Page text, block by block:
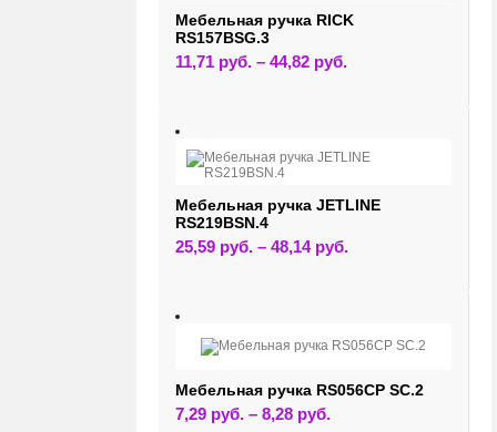
странице
товара.
Мебельная ручка RICK
RS157BSG.3
11,71 руб. –44,82 руб.
можно
странице
товара.
Мебельная ручка JETLINE
RS219BSN.4
25,59 руб. –48,14 руб.
можно
выбрать
странице
товара.
Мебельная ручка RS056CP SC.2
7,29 руб. –8,28 руб.